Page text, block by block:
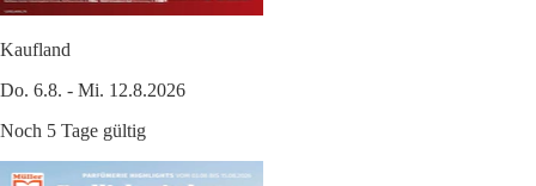
Kaufland
Do. 6.8. - Mi. 12.8.2026
Noch 5 Tage gültig